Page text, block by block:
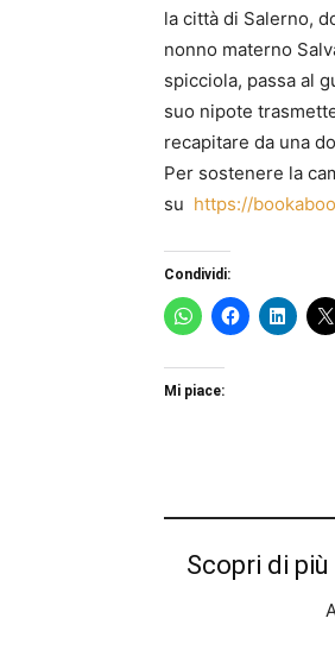
la città di Salerno,
nonno materno
spicciola, passa al
suo nipote
recapitare da una
Per sostenere la
su https://
Condividi:
Mi piace:
Scopri di